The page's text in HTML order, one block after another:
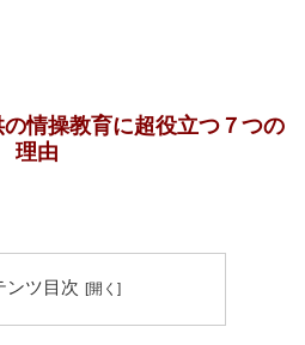
情操教育に超役立つ７つの
理由
ンツ目次